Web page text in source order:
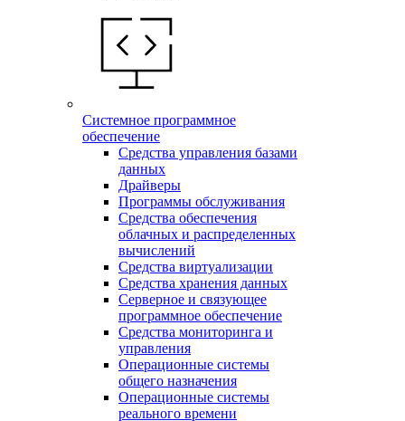
Системное программное
обеспечение
Средства управления базами
данных
Драйверы
Программы обслуживания
Средства обеспечения
облачных и распределенных
вычислений
Средства виртуализации
Средства хранения данных
Серверное и связующее
программное обеспечение
Средства мониторинга и
управления
Операционные системы
общего назначения
Операционные системы
реального времени